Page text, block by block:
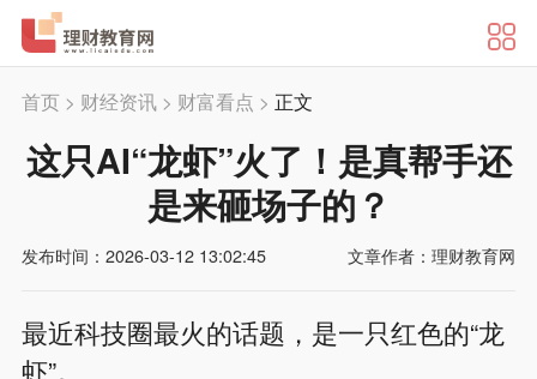
首页> 财经资讯> 财富看点 > 正文
这只AI“龙虾”火了！是真帮手还
是来砸场子的？
发布时间：2026-03-12 13:02:45 文章作者：理财教育网
最近科技圈最火的话题，是一只红色的“龙
虾”。